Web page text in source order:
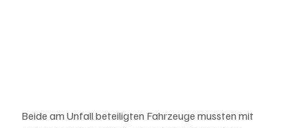
Beide am Unfall beteiligten Fahrzeuge mussten mit